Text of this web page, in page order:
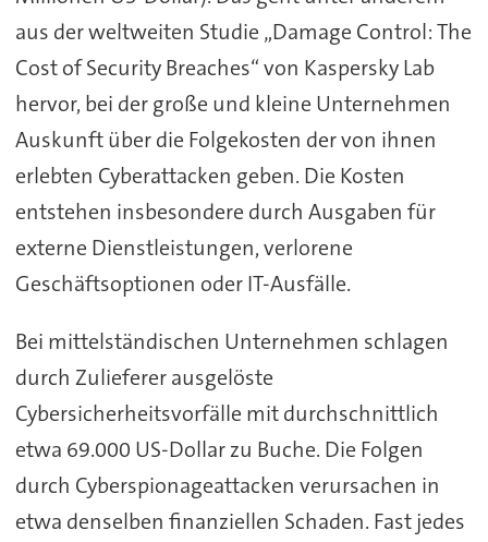
aus der weltweiten Studie „Damage Control: The
Cost of Security Breaches“ von Kaspersky Lab
hervor, bei der große und kleine Unternehmen
Auskunft über die Folgekosten der von ihnen
erlebten Cyberattacken geben. Die Kosten
entstehen insbesondere durch Ausgaben für
externe Dienstleistungen, verlorene
Geschäftsoptionen oder IT-Ausfälle.
Bei mittelständischen Unternehmen schlagen
durch Zulieferer ausgelöste
Cybersicherheitsvorfälle mit durchschnittlich
etwa 69.000 US-Dollar zu Buche. Die Folgen
durch Cyberspionageattacken verursachen in
etwa denselben finanziellen Schaden. Fast jedes